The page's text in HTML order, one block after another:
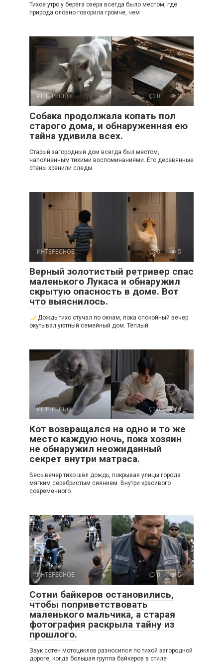
Тихое утро у берега озера всегда было местом, где
природа словно говорила громче, чем
ИНТЕРЕСНОЕ 0 3
Собака продолжала копать пол
старого дома, и обнаруженная ею
тайна удивила всех.
Старый загородный дом всегда был местом,
наполненным тихими воспоминаниями. Его деревянные
стены хранили следы
ИНТЕРЕСНОЕ 0 5
Верный золотистый ретривер спас
маленького Лукаса и обнаружил
скрытую опасность в доме. Вот
что выяснилось.
Дождь тихо стучал по окнам, пока спокойный вечер
окутывал уютный семейный дом. Тёплый
ИНТЕРЕСНОЕ 0 4
Кот возвращался на одно и то же
место каждую ночь, пока хозяин
не обнаружил неожиданный
секрет внутри матраса.
Весь вечер тихо шёл дождь, покрывая улицы города
мягким серебристым сиянием. Внутри красивого
современного
ИНТЕРЕСНОЕ 0 5
Сотни байкеров остановились,
чтобы поприветствовать
маленького мальчика, а старая
фотография раскрыла тайну из
прошлого.
Звук сотен мотоциклов разносился по тихой загородной
дороге, когда большая группа байкеров в стиле